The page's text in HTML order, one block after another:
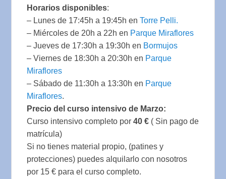
Horarios disponibles:
– Lunes de 17:45h a 19:45h enTorre Pelli.
– Miércoles de 20h a 22h en Parque Miraflores
– Jueves de 17:30h a 19:30h en Bormujos
– Viernes de 18:30h a 20:30h en Parque
Miraflores
– Sábado de 11:30h a 13:30h en Parque
Miraflores.
Precio del curso intensivo de Marzo:
Curso intensivo completo por40 € ( Sin pago de
matrícula)
Si no tienes material propio, (patines y
protecciones) puedes alquilarlo con nosotros
por 15 € para el curso completo.